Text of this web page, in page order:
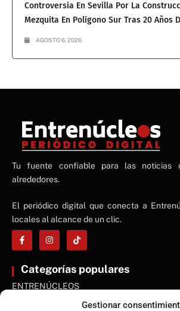
Gestionar
Controversia En Sevilla Por La
Mezquita En Polígono Sur Tras 20 Años
AGOSTO 6, 2026
NE
NEWS ELEMENTOR
Tu fuente confiable para las noticias
alrededores.
El periódico digital que conecta a
locales al alcance de un clic.
Categorías populares
ENTRENÚCLEOS